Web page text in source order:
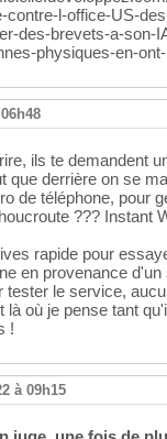
contre-l-office-US-
des-brevets-a-son-
physiques-en-
ils te demandent
que derrière on se
de téléphone, pour
??? Instant
rapide pour
en provenance
tester le service,
là où je pense tant
!
à 09h15